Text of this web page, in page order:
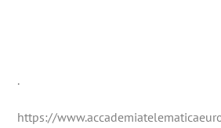
.
https://